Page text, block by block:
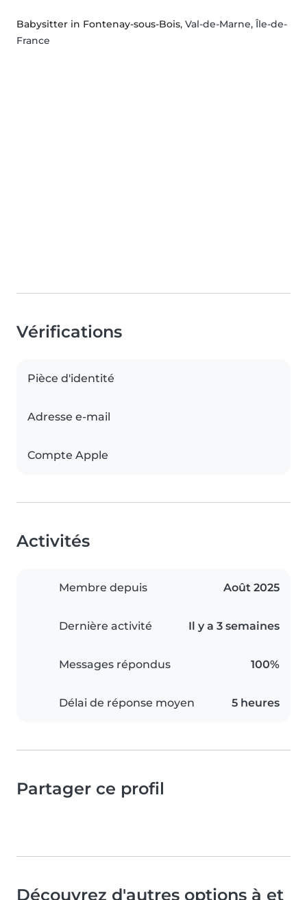
Babysitter in Fontenay-sous-Bois, Val-de-Marne, Île-de-
France
Vérifications
Pièce d'identité
Adresse e-mail
Compte Apple
Activités
Membre depuis Août 2025
Dernière activité Il y a 3 semaines
Messages répondus 100%
Délai de réponse moyen 5 heures
Partager ce profil
Découvrez d'autres options à et